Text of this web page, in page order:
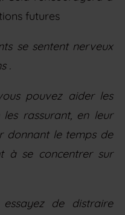
futures
se sentent nerveux
.
pouvez aider les
rassurant, en leur
donnant le temps de
à se concentrer sur
de distraire